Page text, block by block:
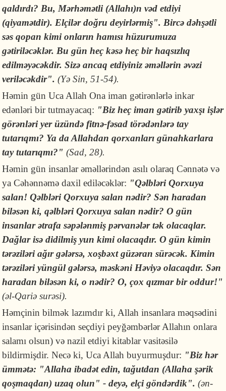
qaldırdı? Bu, Mərhəmətli (Allahı)n vəd etdiyi
(qiyamətdir). Elçilər doğru deyirlərmiş". Bircə dəhşətli
səs qopan kimi onların hamısı hüzurumuza
gətiriləcəklər. Bu gün heç kəsə heç bir haqsızlıq
edilməyəcəkdir. Sizə ancaq etdiyiniz əməllərin əvəzi
veriləcəkdir".(Yə Sin, 51-54).
Həmin gün Uca Allah Ona iman gətirənlərlə inkar
edənləri bir tutmayacaq: "Biz heç iman gətirib yaxşı işlər
görənləri yer üzündə fitnə-fəsad törədənlərə tay
tutarıqmı? Ya da Allahdan qorxanları günahkarlara
tay tutarıqmı?" (Sad, 28).
Həmin gün insanlar əməllərindən asılı olaraq Cənnətə və
ya Cəhənnəmə daxil ediləcəklər: "Qəlbləri Qorxuya
salan! Qəlbləri Qorxuya salan nədir? Sən haradan
biləsən ki,qəlbləri Qorxuya salan nədir? O gün
insanlar ətrafa səpələnmiş pərvanələr tək olacaqlar.
Dağlar isə didilmiş yunkimi olacaqdır. O gün kimin
tərəziləri ağır gələrsə, xoşbəxt güzəran sürəcək. Kimin
tərəziləri yüngül gələrsə, məskəni Həviyə olacaqdır. Sən
haradan biləsən ki, o nədir? O, çox qızmar bir oddur!"
(əl-Qariə surəsi).
Həmçinin bilmək lazımdır ki, Allah insanlara məqsədini
insanlar içərisindən seçdiyi peyğəmbərlər Allahın onlara
salamı olsun) və nazil etdiyi kitablar vasitəsilə
bildirmişdir. Necə ki, Uca Allah buyurmuşdur: "Biz hər
ümmətə: "Allaha ibadət edin, tağutdan (Allaha şərik
qoşmaqdan) uzaq olun" - deyə, elçi göndərdik".(ən-